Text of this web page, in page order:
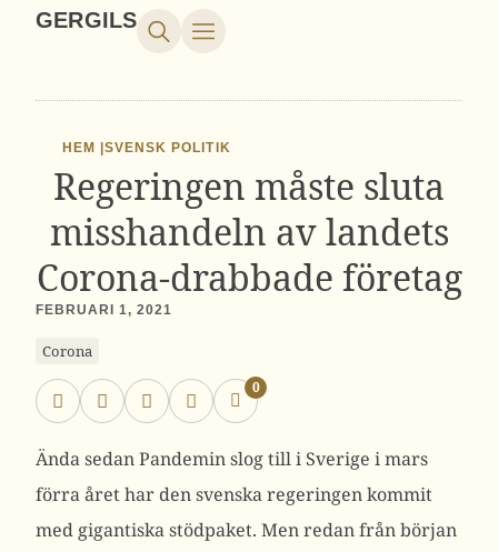
GERGILS
HEM |SVENSK POLITIK
Regeringen måste sluta
misshandeln av landets
Corona-drabbade företag
FEBRUARI 1, 2021
Corona
0
Ända sedan Pandemin slog till i Sverige i mars
förra året har den svenska regeringen kommit
med gigantiska stödpaket. Men redan från början